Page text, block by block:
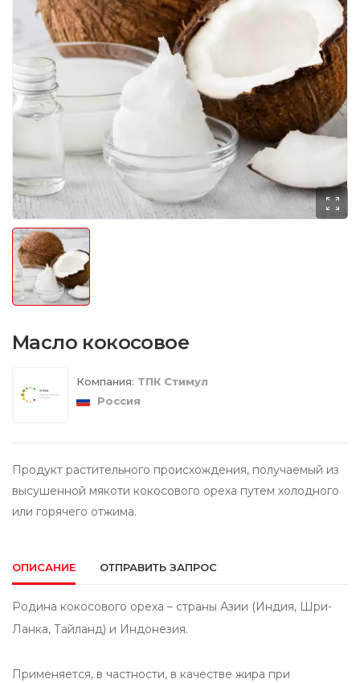
Масло кокосовое
Компания: ТПК Стимул
Россия
Продукт растительного происхождения, получаемый из
высушенной мякоти кокосового ореха путем холодного
или горячего отжима.
ОПИСАНИЕ ОТПРАВИТЬ ЗАПРОС
Родина кокосового ореха – страны Азии (Индия, Шри-
Ланка, Тайланд) и Индонезия.
Применяется, в частности, в качестве жира при